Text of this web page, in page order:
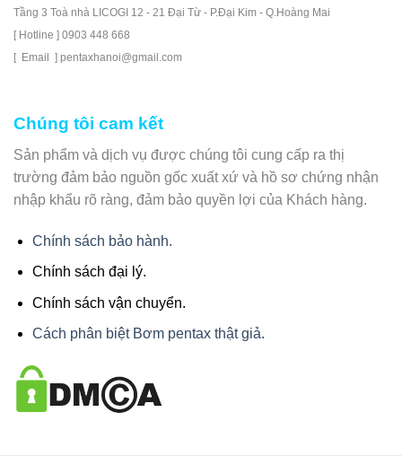
Tầng 3 Toà nhà LICOGI 12 - 21 Đại Từ - P.Đại Kim - Q.Hoàng Mai
[ Hotline ] 0903 448 668
[ Email ] pentaxhanoi@gmail.com
Chúng tôi cam kết
Sản phẩm và dịch vụ được chúng tôi cung cấp ra thị
trường đảm bảo nguồn gốc xuất xứ và hồ sơ chứng nhận
nhập khẩu rõ ràng, đảm bảo quyền lợi của Khách hàng.
Chính sách bảo hành.
Chính sách đại lý.
Chính sách vận chuyển.
Cách phân biệt Bơm pentax thật giả.